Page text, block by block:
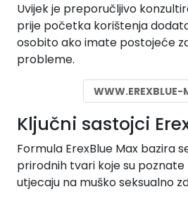
Uvijek je preporučljivo
prije početka korištenja
osobito ako imate postojeće
probleme.
WWW.EREXBLUE-
Ključni sastojci
Formula ErexBlue Max bazira
prirodnih tvari koje su
utjecaju na muško seksualno